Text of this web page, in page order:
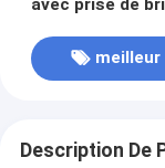
avec prise de
meilleur
Description De